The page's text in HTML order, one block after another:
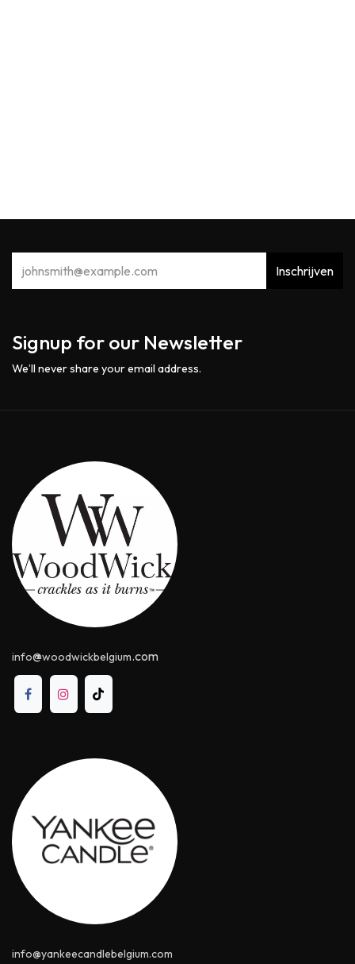
Inschrijven
Signup for our Newsletter
We’ll never share your email address.
info@woodwickbelgium.com
info@yankeecandle​belgium.com